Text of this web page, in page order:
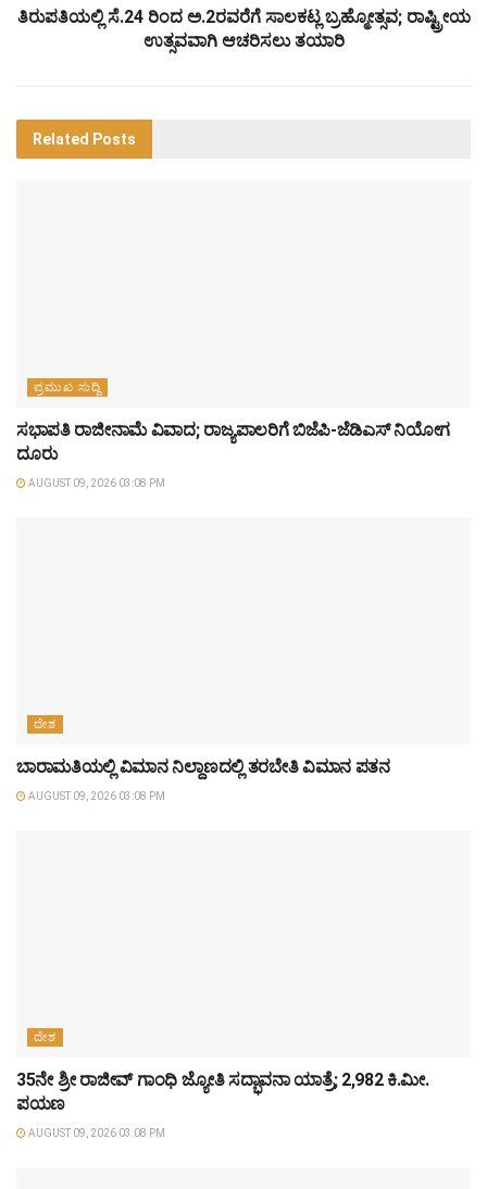
ತಿರುಪತಿಯಲ್ಲಿ ಸೆ.24 ರಿಂದ ಅ.2ರವರೆಗೆ ಸಾಲಕಟ್ಲ ಬ್ರಹ್ಮೋತ್ಸವ; ರಾಷ್ಟ್ರೀಯ
ಉತ್ಸವವಾಗಿ ಆಚರಿಸಲು ತಯಾರಿ
Related Posts
ಪ್ರಮುಖ ಸುದ್ದಿ
ಸಭಾಪತಿ ರಾಜೀನಾಮೆ ವಿವಾದ; ರಾಜ್ಯಪಾಲರಿಗೆ ಬಿಜೆಪಿ-ಜೆಡಿಎಸ್ ನಿಯೋಗ
ದೂರು
AUGUST 09, 2026 03:08 PM
ದೇಶ
ಬಾರಾಮತಿಯಲ್ಲಿ ವಿಮಾನ ನಿಲ್ದಾಣದಲ್ಲಿ ತರಬೇತಿ ವಿಮಾನ ಪತನ
AUGUST 09, 2026 03:08 PM
ದೇಶ
35ನೇ ಶ್ರೀ ರಾಜೀವ್ ಗಾಂಧಿ ಜ್ಯೋತಿ ಸದ್ಭಾವನಾ ಯಾತ್ರೆ; 2,982 ಕಿ.ಮೀ.
ಪಯಣ
AUGUST 09, 2026 03:08 PM